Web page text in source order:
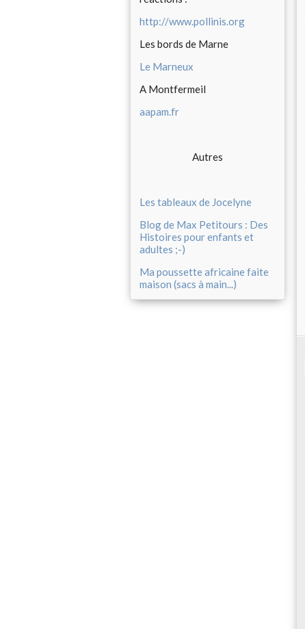
http://www.pollinis.org
Les bords de Marne
Le Marneux
A Montfermeil
aapam.fr
Autres
Les tableaux de Jocelyne
Blog de Max Petitours : Des
Histoires pour enfants et
adultes ;-)
Ma poussette africaine faite
maison (sacs à main...)